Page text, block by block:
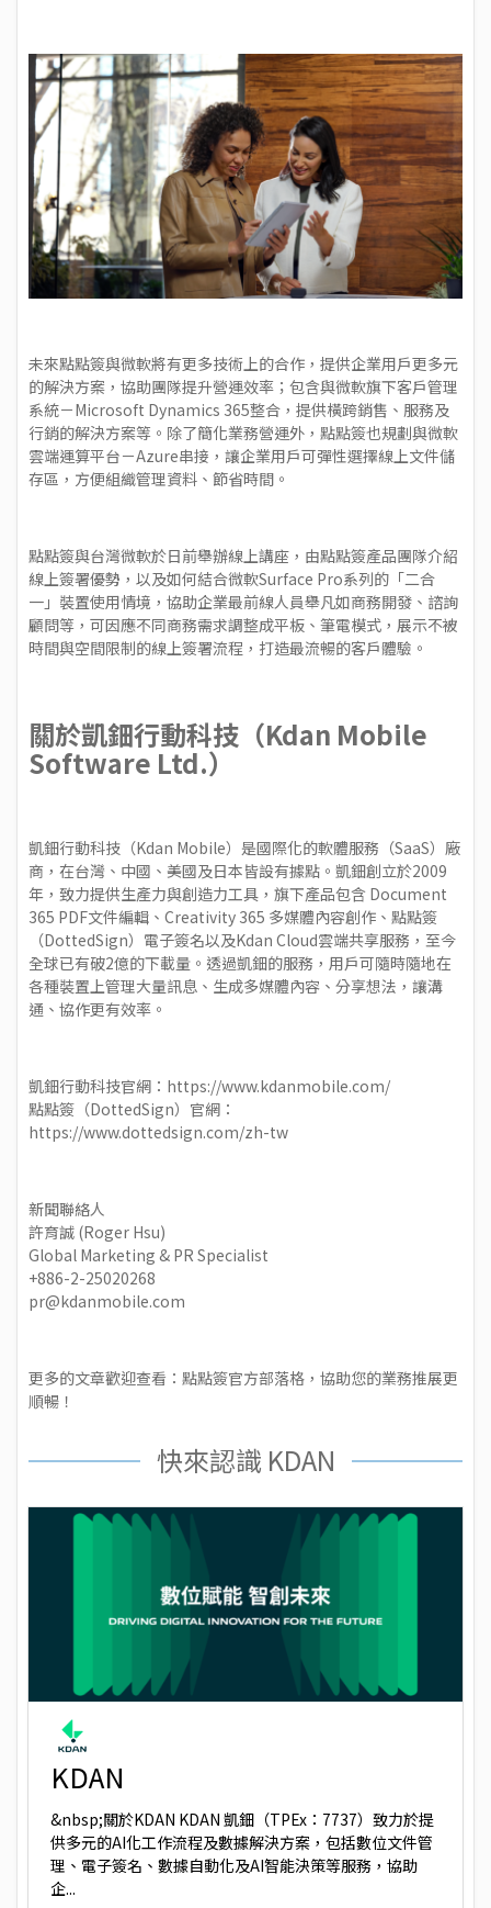
未來點點簽與微軟將有更多技術上的合作，提供企業用戶更多元
的解決方案，協助團隊提升營運效率；包含與微軟旗下客戶管理
系統－Microsoft Dynamics 365整合，提供橫跨銷售、服務及
行銷的解決方案等。除了​​簡化業務營運外，點點簽也規劃與微軟
雲端運算平台－Azure串接，讓企業用戶可彈性選擇線上文件儲
存區，方便組織管理資料、節省時間。
點點簽與台灣微軟於日前舉辦線上講座，由點點簽產品團隊介紹
線上簽署優勢，以及如何結合微軟Surface Pro系列的「二合
一」裝置使用情境，協助企業最前線人員舉凡如商務開發、諮詢
顧問等，可因應不同商務需求調整成平板、筆電模式，展示不被
時間與空間限制的線上簽署流程，打造最流暢的客戶體驗。
關於凱鈿行動科技（Kdan Mobile
Software Ltd.）
凱鈿行動科技（Kdan Mobile）是國際化的軟體服務（SaaS）廠
商，在台灣、中國、美國及日本皆設有據點。凱鈿創立於2009
年，致力提供生產力與創造力工具，旗下產品包含 Document
365 PDF文件編輯、Creativity 365 多媒體內容創作、點點簽
（DottedSign）電子簽名以及Kdan Cloud雲端共享服務，至今
全球已有破2億的下載量。透過凱鈿的服務，用戶可隨時隨地在
各種裝置上管理大量訊息、生成多媒體內容、分享想法，讓溝
通、協作更有效率。
凱鈿行動科技官網：https://www.kdanmobile.com/
點點簽（DottedSign）官網：
https://www.dottedsign.com/zh-tw
新聞聯絡人
許育誠 (Roger Hsu)
Global Marketing & PR Specialist
+886-2-25020268
pr@kdanmobile.com
更多的文章歡迎查看： 點點簽官方部落格 ，協助您的業務推展更
順暢！
快來認識 KDAN
KDAN
&nbsp;關於KDAN KDAN 凱鈿（TPEx：7737）致力於提
供多元的AI化工作流程及數據解決方案，包括數位文件管
理、電子簽名、數據自動化及AI智能決策等服務，協助
企...